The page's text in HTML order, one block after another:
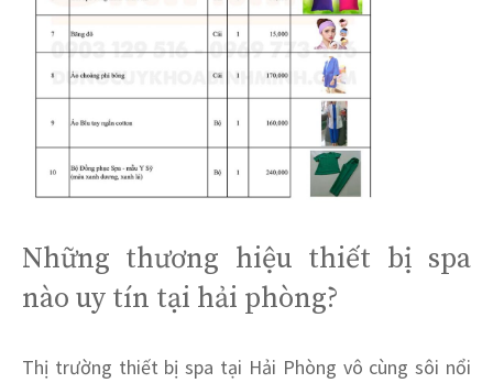
Những thương hiệu thiết bị spa
nào uy tín tại hải phòng?
Thị trường thiết bị spa tại Hải Phòng vô cùng sôi nổi